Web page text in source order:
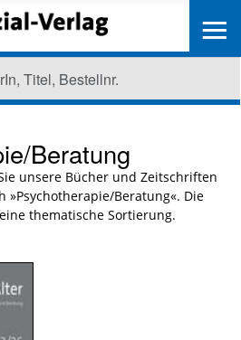
Beratung
unsere Bücher und Zeitschriften
»Psychotherapie/Beratung«. Die
thematische Sortierung.
≡